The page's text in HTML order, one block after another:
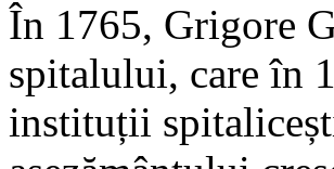
În 1765, Grigore
spitalului, care în
instituții